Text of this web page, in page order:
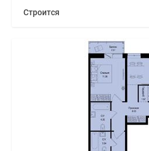
Строится